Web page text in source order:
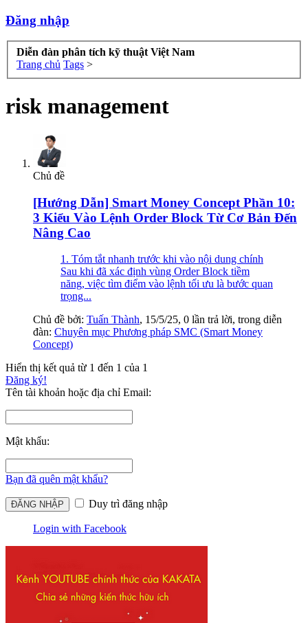
Đăng nhập
Diễn đàn phân tích kỹ thuật Việt Nam
Trang chủ Tags >
risk management
Chủ đề
[Hướng Dẫn] Smart Money Concept Phần 10:
3 Kiểu Vào Lệnh Order Block Từ Cơ Bản Đến
Nâng Cao
1. Tóm tắt nhanh trước khi vào nội dung chính
Sau khi đã xác định vùng Order Block tiềm
năng, việc tìm điểm vào lệnh tối ưu là bước quan
trọng...
Chủ đề bởi: Tuấn Thành, 15/5/25, 0 lần trả lời, trong diễn
đàn: Chuyên mục Phương pháp SMC (Smart Money
Concept)
Hiển thị kết quả từ 1 đến 1 của 1
Đăng ký!
Tên tài khoản hoặc địa chỉ Email:
Mật khẩu:
Bạn đã quên mật khẩu?
Duy trì đăng nhập
Login with Facebook